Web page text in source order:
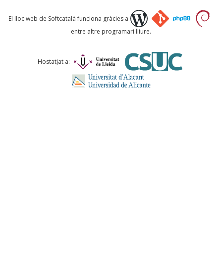
Què proposeu?
Comentari *
El lloc web de Softcatalà funciona gràcies a
entre altre programari lliure.
Hostatjat a: